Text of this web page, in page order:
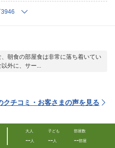
朝食の部屋食は非常に落ち着いてい
外に、サー...
クチコミ・お客さまの声を見る
大人
--人
子ども
--人
部屋数
--部屋